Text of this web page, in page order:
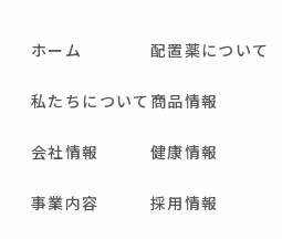
ホーム
私たちについて
会社情報
事業内容
配置薬について
商品情報
健康情報
採用情報